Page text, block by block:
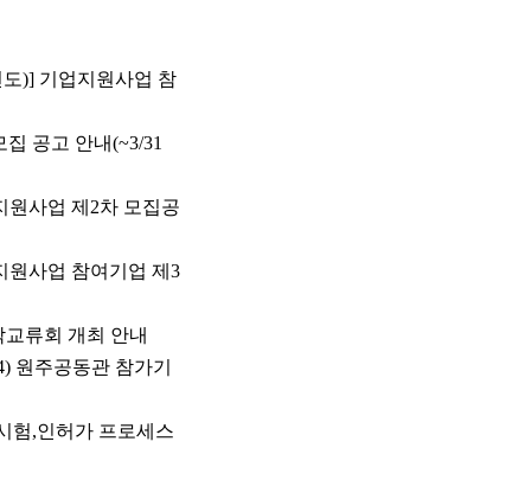
도)] 기업지원사업 참
집 공고 안내(~3/31
원사업 제2차 모집공
원사업 참여기업 제3
교류회 개최 안내
원주공동관 참가기
험,인허가 프로세스